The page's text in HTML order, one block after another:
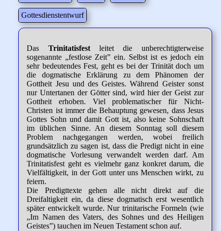
Gottesdienstentwurf
Das Trinitatisfestleitet die unberechtigterweise
sogenannte „festlose Zeit” ein. Selbst ist es jedoch ein
sehr bedeutendes Fest, geht es bei der Trinität doch um
die dogmatische Erklärung zu dem Phänomen der
Gottheit Jesu und des Geistes. Während Geister sonst
nur Untertanen der Götter sind, wird hier der Geist zur
Gottheit erhoben. Viel problematischer für Nicht-
Christen ist immer die Behauptung gewesen, dass Jesus
Gottes Sohn und damit Gott ist, also keine Sohnschaft
im üblichen Sinne. An diesem Sonntag soll diesem
Problem nachgegangen werden, wobei freilich
grundsätzlich zu sagen ist, dass die Predigt nicht in eine
dogmatische Vorlesung verwandelt werden darf. Am
Trinitatisfest geht es vielmehr ganz konkret darum, die
Vielfältigkeit, in der Gott unter uns Menschen wirkt, zu
feiern.
Die Predigttexte gehen alle nicht direkt auf die
Dreifaltigkeit ein, da diese dogmatisch erst wesentlich
später entwickelt wurde. Nur trinitarische Formeln (wie
„Im Namen des Vaters, des Sohnes und des Heiligen
Geistes”) tauchen im Neuen Testament schon auf.